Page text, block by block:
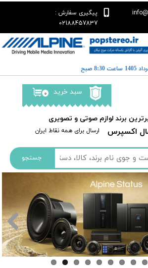
جستجو
اکسپرس ​​ارسال برای همه نقاط ایران
پیگیری سفارش :
02188457837
۰ سبد خرید
برند لوازم صوتی و تصویری